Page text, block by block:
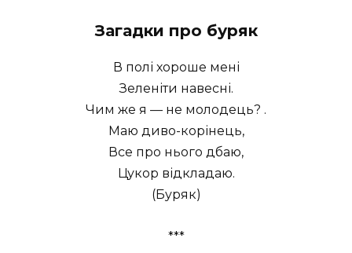
Загадки про буряк
В полі хороше мені
Зеленіти навесні.
Чим же я — не молодець? .
Маю диво-корінець,
Все про нього дбаю,
Цукор відкладаю.
(Буряк)
***